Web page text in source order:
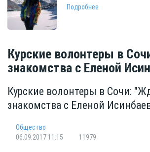
Подробнее
Курские волонтеры в
знакомства с Еленой
Курские волонтеры в Сочи:
знакомства с Еленой
Общество
06.09.2017 11:15
11979